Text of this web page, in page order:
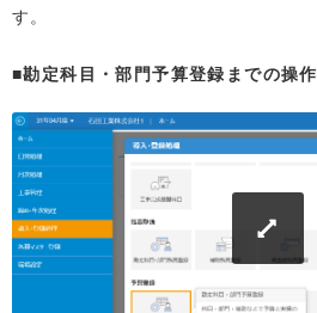
す。
■勘定科目・部門予算登録までの操作